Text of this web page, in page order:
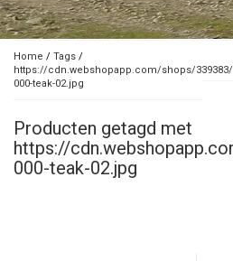
Home / Tags /
https://cdn.webshopapp.com/shops/339383/
000-teak-02.jpg
Producten getagd met
https://
000-teak-02.jpg